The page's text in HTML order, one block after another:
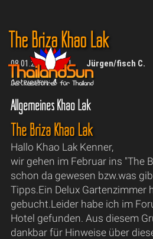
The Briza Khao Lak
08.01.2014 - 20:21 Jürgen/fisch C.
Antworten:4
Allgemeines Khao Lak
The Briza Khao Lak
Hallo Khao Lak Kenner,
wir gehen im Februar ins "The
schon da gewesen bzw.was
Tipps.Ein Delux Gartenzimmer
gebucht.Leider habe ich im
Hotel gefunden. Aus diesem
dankbar für Hinweise über